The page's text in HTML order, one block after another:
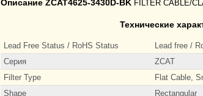
Описание ZCAT4625-3430D-BK FILTER CABLE/
Технические
Lead Free Status / RoHS Status
Lead free /
Серия
ZCAT
Filter Type
Flat Cable,
Shape
Rectangular